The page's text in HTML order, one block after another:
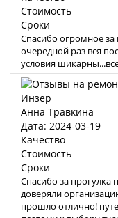
Стоимость
Сроки
Спасибо огромное за
очередной раз вся
условия
Анна Травкина
Дата: 2024-03-19
Качество
Стоимость
Сроки
Спасибо за прогулка
доверяли
прошло отлично!